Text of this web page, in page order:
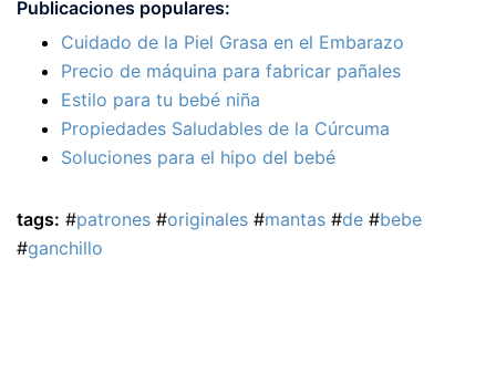
Publicaciones populares:
Cuidado de la Piel Grasa en el Embarazo
Precio de máquina para fabricar pañales
Estilo para tu bebé niña
Propiedades Saludables de la Cúrcuma
Soluciones para el hipo del bebé
tags: #patrones #originales #mantas #de #bebe
#ganchillo